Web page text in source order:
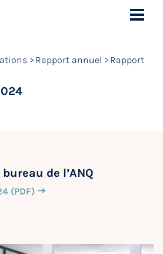
Rapport annuel
Rapport
de l’ANQ
(PDF)